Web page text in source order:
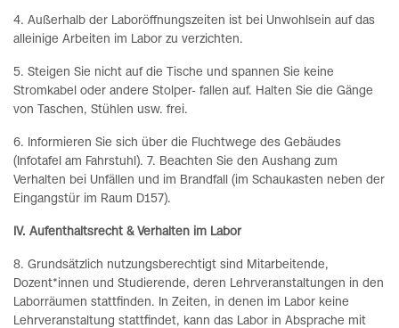
4. Außerhalb der Laboröffnungszeiten ist bei Unwohlsein auf das
alleinige Arbeiten im Labor zu verzichten.
5. Steigen Sie nicht auf die Tische und spannen Sie keine
Stromkabel oder andere Stolper- fallen auf. Halten Sie die Gänge
von Taschen, Stühlen usw. frei.
6. Informieren Sie sich über die Fluchtwege des Gebäudes
(Infotafel am Fahrstuhl). 7. Beachten Sie den Aushang zum
Verhalten bei Unfällen und im Brandfall (im Schaukasten neben der
Eingangstür im Raum D157).
IV. Aufenthaltsrecht & Verhalten im Labor
8. Grundsätzlich nutzungsberechtigt sind Mitarbeitende,
Dozent*innen und Studierende, deren Lehrveranstaltungen in den
Laborräumen stattfinden. In Zeiten, in denen im Labor keine
Lehrveranstaltung stattfindet, kann das Labor in Absprache mit